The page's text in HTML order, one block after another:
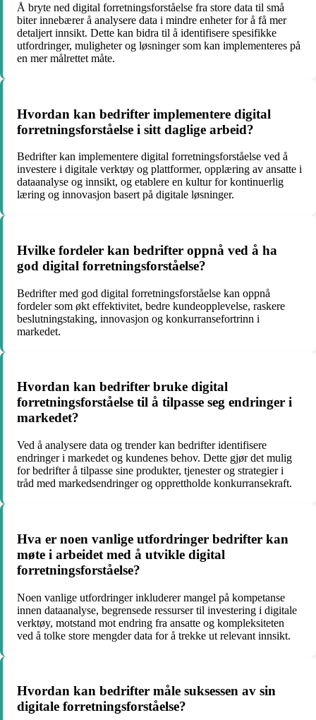
Å bryte ned digital forretningsforståelse fra store data til små
biter innebærer å analysere data i mindre enheter for å få mer
detaljert innsikt. Dette kan bidra til å identifisere spesifikke
utfordringer, muligheter og løsninger som kan implementeres på
en mer målrettet måte.
Hvordan kan bedrifter implementere digital
forretningsforståelse i sitt daglige arbeid?
Bedrifter kan implementere digital forretningsforståelse ved å
investere i digitale verktøy og plattformer, opplæring av ansatte i
dataanalyse og innsikt, og etablere en kultur for kontinuerlig
læring og innovasjon basert på digitale løsninger.
Hvilke fordeler kan bedrifter oppnå ved å ha
god digital forretningsforståelse?
Bedrifter med god digital forretningsforståelse kan oppnå
fordeler som økt effektivitet, bedre kundeopplevelse, raskere
beslutningstaking, innovasjon og konkurransefortrinn i
markedet.
Hvordan kan bedrifter bruke digital
forretningsforståelse til å tilpasse seg endringer i
markedet?
Ved å analysere data og trender kan bedrifter identifisere
endringer i markedet og kundenes behov. Dette gjør det mulig
for bedrifter å tilpasse sine produkter, tjenester og strategier i
tråd med markedsendringer og opprettholde konkurransekraft.
Hva er noen vanlige utfordringer bedrifter kan
møte i arbeidet med å utvikle digital
forretningsforståelse?
Noen vanlige utfordringer inkluderer mangel på kompetanse
innen dataanalyse, begrensede ressurser til investering i digitale
verktøy, motstand mot endring fra ansatte og kompleksiteten
ved å tolke store mengder data for å trekke ut relevant innsikt.
Hvordan kan bedrifter måle suksessen av sin
digitale forretningsforståelse?